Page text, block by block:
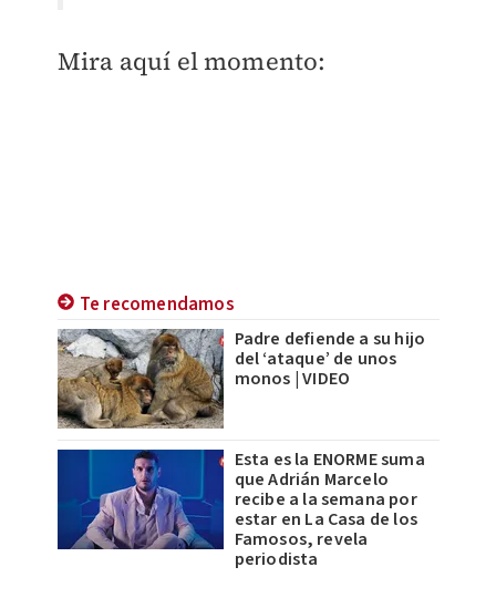
Mira aquí el momento:
Te recomendamos
Padre defiende a su hijo
del ‘ataque’ de unos
monos | VIDEO
Esta es la ENORME suma
que Adrián Marcelo
recibe a la semana por
estar en La Casa de los
Famosos, revela
periodista